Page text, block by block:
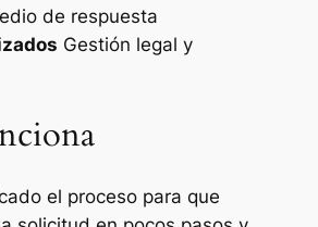
de respuesta
Gestión legal y
el proceso para que